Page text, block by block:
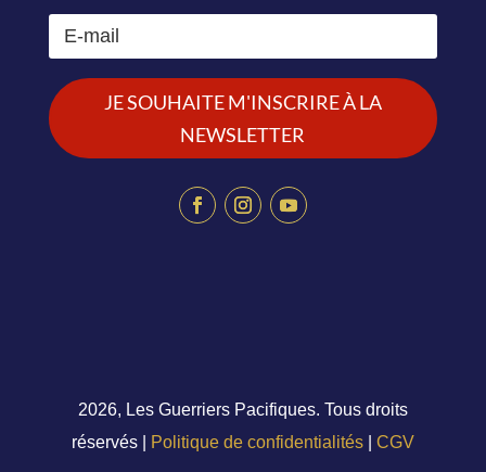
JE SOUHAITE M'INSCRIRE À LA
NEWSLETTER
2026, Les Guerriers Pacifiques. Tous droits
réservés |
Politique de confidentialités| CGV